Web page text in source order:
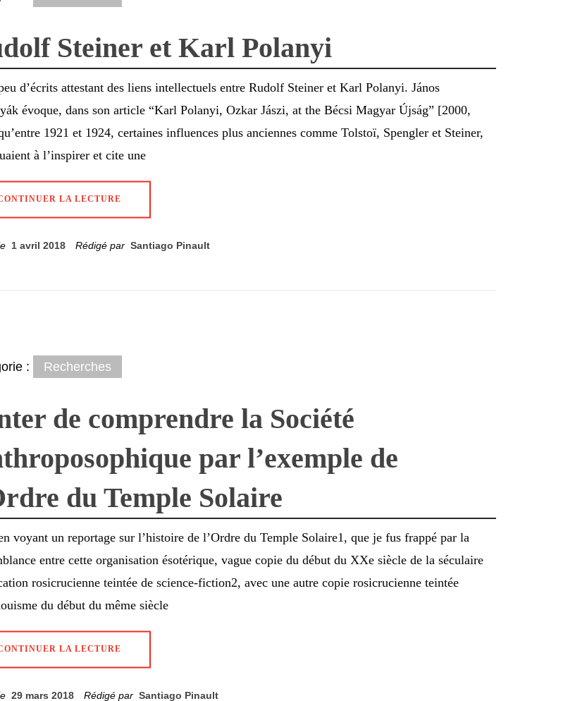
Steiner et Karl Polanyi
d’écrits attestant des liens intellectuels entre Rudolf Steiner et Karl Polanyi. János
évoque, dans son article “Karl Polanyi, Ozkar Jászi, at the Bécsi Magyar Újság” [2000,
1921 et 1924, certaines influences plus anciennes comme Tolstoï, Spengler et Steiner,
à l’inspirer et cite une
LA LECTURE
1 avril 2018 Rédigé parSantiago Pinault
: Recherches
de comprendre la Société
par l’exemple de
du Temple Solaire
voyant un reportage sur l’histoire de l’Ordre du Temple Solaire1, que je fus frappé par la
entre cette organisation ésotérique, vague copie du début du XXe siècle de la séculaire
rosicrucienne teintée de science-fiction2, avec une autre copie rosicrucienne teintée
du début du même siècle
LA LECTURE
le29 mars 2018 Rédigé parSantiago Pinault